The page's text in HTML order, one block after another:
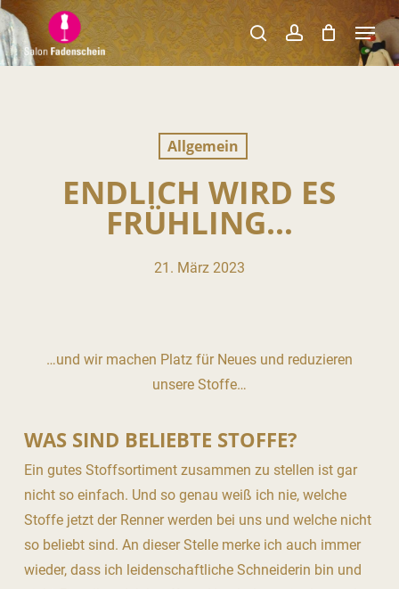
Skip
to
main
searchaccount
Menu
Allgemein
ENDLICH WIRD ES
FRÜHLING…
21. März 2023
…und wir machen Platz für Neues und reduzieren
unsere Stoffe…
WAS SIND BELIEBTE STOFFE?
Ein gutes Stoffsortiment zusammen zu stellen ist gar
nicht so einfach. Und so genau weiß ich nie, welche
Stoffe jetzt der Renner werden bei uns und welche nicht
so beliebt sind. An dieser Stelle merke ich auch immer
wieder, dass ich leidenschaftliche Schneiderin bin und
Close